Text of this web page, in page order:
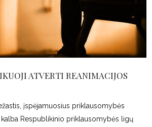
ATVERTI REANIMACIJOS
įspėjamuosius priklausomybės
Respublikinio priklausomybės ligų